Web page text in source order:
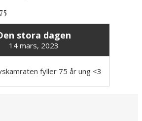
stora dagen
14 mars, 2023
fyller 75 år ung <3